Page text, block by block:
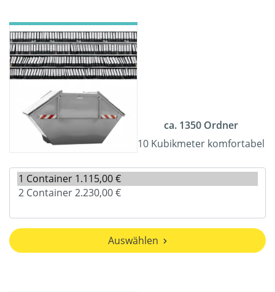
ca. 1350 Ordner
10 Kubikmeter komfortabel
Auswählen